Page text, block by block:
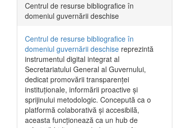
Centrul de resurse bibliografice în
domeniul guvernării deschise
Centrul de resurse bibliografice în
domeniul guvernării deschise reprezintă
instrumentul digital integrat al
Secretariatului General al Guvernului,
dedicat promovării transparenței
instituționale, informării proactive și
sprijinului metodologic. Concepută ca o
platformă colaborativă și accesibilă,
aceasta funcționează ca un hub de